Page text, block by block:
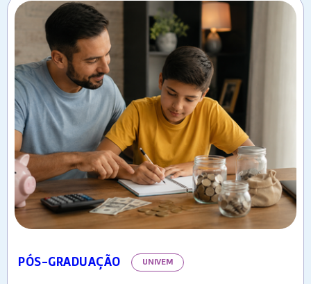
PÓS-GRADUAÇÃO UNIVEM